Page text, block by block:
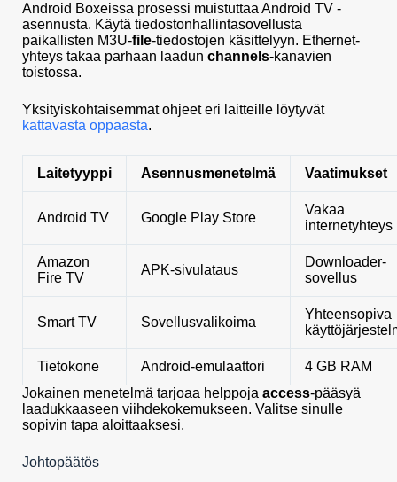
Android Boxeissa prosessi muistuttaa Android TV -
asennusta. Käytä tiedostonhallintasovellusta
paikallisten M3U-file-tiedostojen käsittelyyn. Ethernet-
yhteys takaa parhaan laadun channels-kanavien
toistossa.
Yksityiskohtaisemmat ohjeet eri laitteille löytyvät
kattavasta oppaasta.
Laitetyyppi Asennusmenetelmä Vaatimukset
Android TV Google Play Store
Vakaa
internetyhteys
Amazon
Fire TV
APK-sivulataus
Downloader-
sovellus
Smart TV Sovellusvalikoima
Yhteensopiva
Tietokone Android-emulaattori
4 GB RAM
Jokainen menetelmä tarjoaa helppoja access-pääsyä
laadukkaaseen viihdekokemukseen. Valitse sinulle
sopivin tapa aloittaaksesi.
Johtopäätös